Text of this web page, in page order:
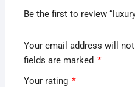
Be the first to review
Your email address will
fields are marked *
Your rating *